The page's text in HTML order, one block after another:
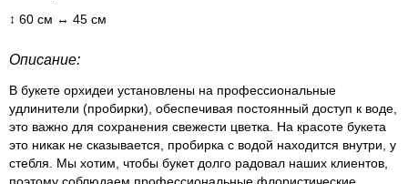
↕ 60 см ↔ 45 см
Описание:
В букете орхидеи установлены на профессиональные
удлинители (пробирки), обеспечивая постоянный доступ к воде,
это важно для сохранения свежести цветка. На красоте букета
это никак не сказывается, пробирка с водой находится внутри, у
стебля. Мы хотим, чтобы букет долго радовал наших клиентов,